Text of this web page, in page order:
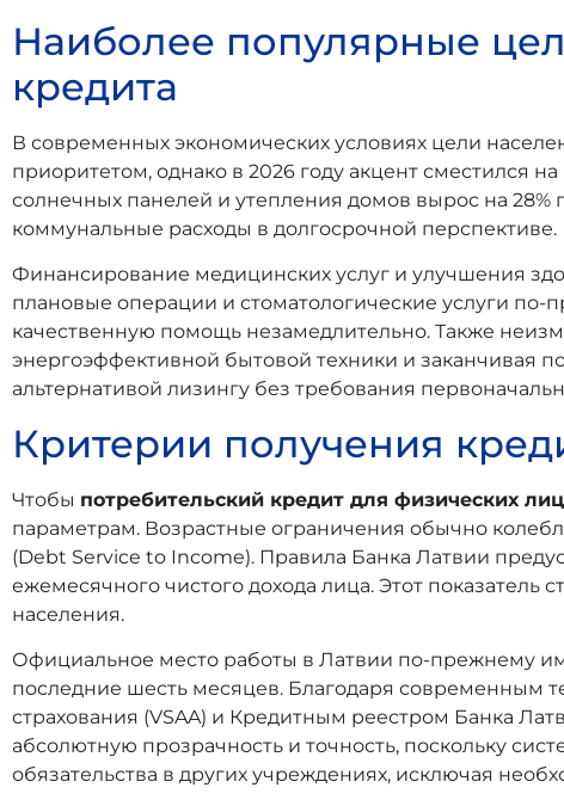
Наиболее популярные
кредита
В современных экономических условиях цели
приоритетом, однако в 2026 году акцент сместился
солнечных панелей и утепления домов вырос на
коммунальные расходы в долгосрочной перспективе.
Финансирование медицинских услуг и улучшения
плановые операции и стоматологические услуги
качественную помощь незамедлительно. Также
энергоэффективной бытовой техники и заканчивая
альтернативой лизингу без требования
Критерии получения
Чтобы потребительский кредит для физических лиц
параметрам. Возрастные ограничения обычно
(Debt Service to Income). Правила Банка Латвии
ежемесячного чистого дохода лица. Этот показатель
населения.
Официальное место работы в Латвии по-прежнему
последние шесть месяцев. Благодаря современным
страхования (VSAA) и Кредитным реестром Банка
абсолютную прозрачность и точность, поскольку
обязательства в других учреждениях, исключая